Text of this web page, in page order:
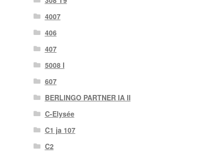
4007
406
407
5008 I
607
BERLINGO PARTNER IA II
C-Elysée
C1 ja 107
C2